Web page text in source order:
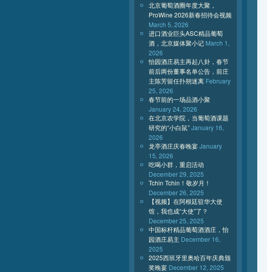
北京葡萄酒圈年度大聚，
ProWine 2026新春招待会视频
March 5, 2026
进口酒业巨头ASC精品葡萄
酒，北京媒体聚小记 March 1,
2026
怡园酒庄易主再起八卦，春节
前后两份董事名单公告，前庄
主陈芳留任扑朔迷离 February
25, 2026
春节前的一场品酒小聚
January 24, 2026
在北京农学院，当葡萄酒课题
研究的“小白鼠”January 16,
2026
龙亭酒庄庆春晚宴January
15, 2026
吃喝小群，重启活动
December 29, 2025
Tchin Tchin！敬岁月！
December 26, 2025
【视频】在阿根廷驻华大使
馆，我也成“大使”了？
December 25, 2025
中国标杆精品葡萄酒酒庄，怡
园酒庄易主 December 16,
2025
2025西班牙里奥哈百年庆典颁
奖晚宴 December 12, 2025